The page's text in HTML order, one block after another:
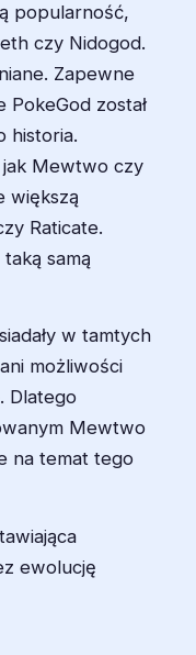
popularność,
czy Nidogod.
Zapewne
PokeGod został
historia.
jak Mewtwo czy
większą
Raticate.
samą
w tamtych
możliwości
Dlatego
Mewtwo
na temat tego
ewolucję